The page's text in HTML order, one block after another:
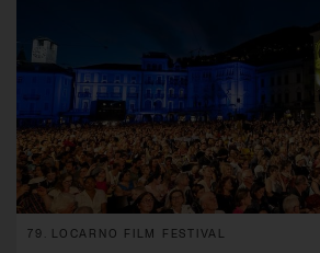
79. LOCARNO FILM FESTIVAL